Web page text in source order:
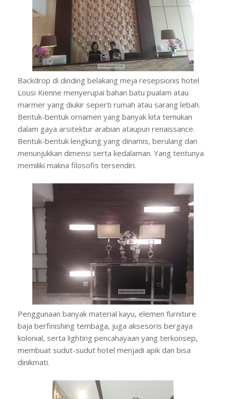
Backdrop di dinding belakang meja resepsionis hotel
Lousi Kienne menyerupai bahan batu pualam atau
marmer yang diukir seperti rumah atau sarang lebah.
Bentuk-bentuk ornamen yang banyak kita temukan
dalam gaya arsitektur arabian ataupun renaissance.
Bentuk-bentuk lengkung yang dinamis, berulang dan
menunjukkan dimensi serta kedalaman. Yang tentunya
memiliki makna filosofis tersendiri.
Penggunaan banyak material kayu, elemen furniture
baja berfinishing tembaga, juga aksesoris bergaya
kolonial, serta lighting pencahayaan yang terkonsep,
membuat sudut-sudut hotel menjadi apik dan bisa
dinikmati.